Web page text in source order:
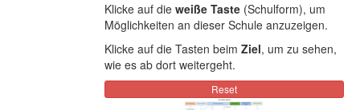
Klicke auf die weiße Taste(Schulform), um
Möglichkeiten an dieser Schule anzuzeigen.
Klicke auf die Tasten beim Ziel, um zu sehen,
wie es ab dort weitergeht.